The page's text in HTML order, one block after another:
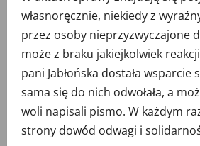
własnoręcznie, niekiedy z
przez osoby nieprzyzwyczajone
może z braku jakiejkolwiek
pani Jabłońska dostała wsparcie
sama się do nich odwołała, a
woli napisali pismo. W każdym
strony dowód odwagi i